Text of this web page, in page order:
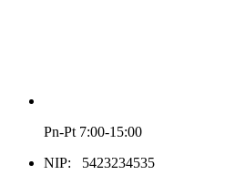
Pn-Pt 7:00-15:00
NIP: 5423234535